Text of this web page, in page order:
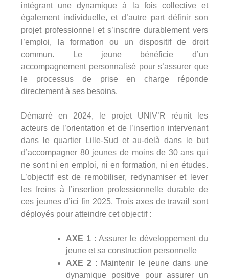
intégrant une dynamique à la fois collective et
également individuelle, et d’autre part définir son
projet professionnel et s’inscrire durablement vers
l’emploi, la formation ou un dispositif de droit
commun. Le jeune bénéficie d’un
accompagnement personnalisé pour s’assurer que
le processus de prise en charge réponde
directement à ses besoins.
Démarré en 2024, le projet UNIV’R réunit les
acteurs de l’orientation et de l’insertion intervenant
dans le quartier Lille-Sud et au-delà dans le but
d’accompagner 80 jeunes de moins de 30 ans qui
ne sont ni en emploi, ni en formation, ni en études.
L’objectif est de remobiliser, redynamiser et lever
les freins à l’insertion professionnelle durable de
ces jeunes d’ici fin 2025. Trois axes de travail sont
déployés pour atteindre cet objectif :
AXE 1 : Assurer le développement du
jeune et sa construction personnelle
AXE 2 : Maintenir le jeune dans une
dynamique positive pour assurer un